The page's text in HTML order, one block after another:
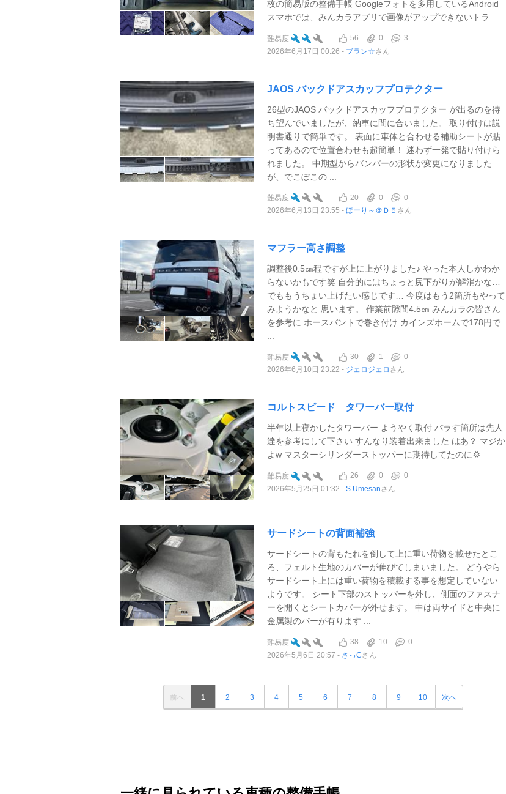
枚の簡易版の整備手帳 Googleフォトを多用しているAndroid
スマホでは、みんカラアプリで画像がアップできないトラ ...
難易度 56 0
3
2026年6月17日 00:26
ブラン☆さん
JAOS バックドアスカッフプロテクター
26型のJAOS バックドアスカッフプロテクター が出るのを待
ち望んでいましたが、納車に間に合いました。 取り付けは説
明書通りで簡単です。 表面に車体と合わせる補助シートが貼
ってあるので位置合わせも超簡単！ 迷わず一発で貼り付けら
れました。 中期型からバンパーの形状が変更になりました
が、でこぼこの ...
難易度 20 0
0
2026年6月13日 23:55
ほーり～＠Ｄ５ さん
マフラー高さ調整
調整後0.5㎝程ですが上に上がりました♪ やった本人しかわか
らないかもです笑 自分的にはちょっと尻下がりが解消かな…
でももうちょい上げたい感じです… 今度はもう2箇所もやって
みようかなと 思います。 作業前隙間4.5㎝ みんカラの皆さん
を参考に ホースバントで巻き付け カインズホームで178円で
難易度 30 1
0
2026年6月10日 23:22
ジェロジェロ さん
コルトスピード タワーバー取付
半年以上寝かしたタワーバー ようやく取付 バラす箇所は先人
達を参考にして下さい すんなり装着出来ました はあ？ マジか
よw マスターシリンダーストッパーに期待してたのに💢
難易度 26 0
0
2026年5月25日 01:32
S.Umesanさん
サードシートの背面補強
サードシートの背もたれを倒して上に重い荷物を載せたとこ
ろ、フェルト生地のカバーが伸びてしまいました。 どうやら
サードシート上には重い荷物を積載する事を想定していない
ようです。 シート下部のストッパーを外し、側面のファスナ
ーを開くとシートカバーが外せます。 中は両サイドと中央に
金属製のバーが有ります ...
難易度 38 10
0
2026年5月6日 20:57
さっCさん
前へ 1 2 3 4 5 6 7 8 9 10 次へ